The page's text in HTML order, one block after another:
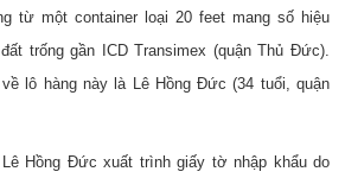
từ một container loại 20 feet mang số hiệu
trống gần ICD Transimex (quận Thủ Đức).
lô hàng này là Lê Hồng Đức (34 tuổi, quận
Hồng Đức xuất trình giấy tờ nhập khẩu do